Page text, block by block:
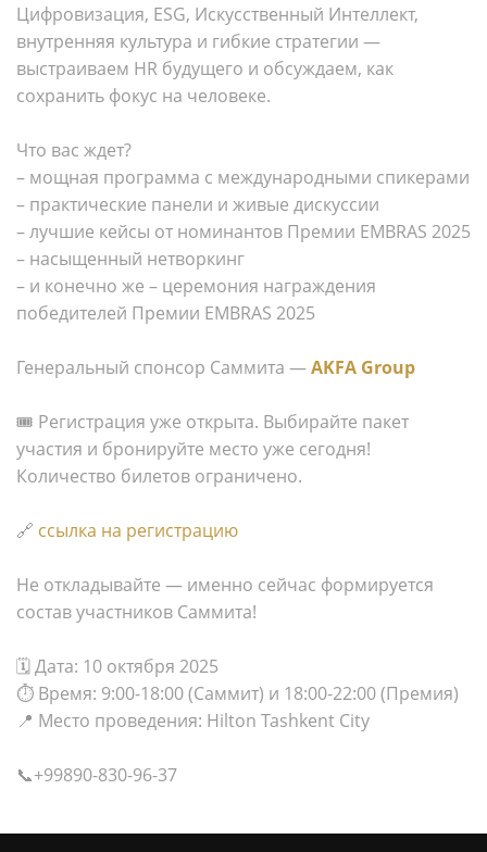
Цифровизация, ESG, Искусственный Интеллект,
внутренняя культура и гибкие стратегии —
выстраиваем HR будущего и обсуждаем, как
сохранить фокус на человеке.
Что вас ждет?
– мощная программа с международными спикерами
– практические панели и живые дискуссии
– лучшие кейсы от номинантов Премии EMBRAS 2025
– насыщенный нетворкинг
– и конечно же – церемония награждения
победителей Премии EMBRAS 2025
Генеральный спонсор Саммита —AKFA Group
🎟 Регистрация уже открыта. Выбирайте пакет
участия и бронируйте место уже сегодня!
Количество билетов ограничено.
🔗 ссылка на регистрацию
Не откладывайте — именно сейчас формируется
состав участников Саммита!
🗓 Дата: 10 октября 2025
⏱ Время: 9:00-18:00 (Саммит) и 18:00-22:00 (Премия)
📍 Место проведения: Hilton Tashkent City
📞+99890-830-96-37